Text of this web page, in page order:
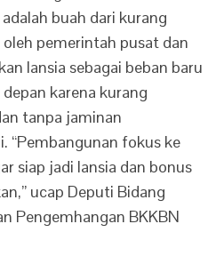
buah dari kurang
pemerintah pusat dan
lansia sebagai beban baru
karena kurang
tanpa jaminan
“Pembangunan fokus ke
siap jadi lansia dan bonus
ucap Deputi Bidang
Pengemhangan BKKBN